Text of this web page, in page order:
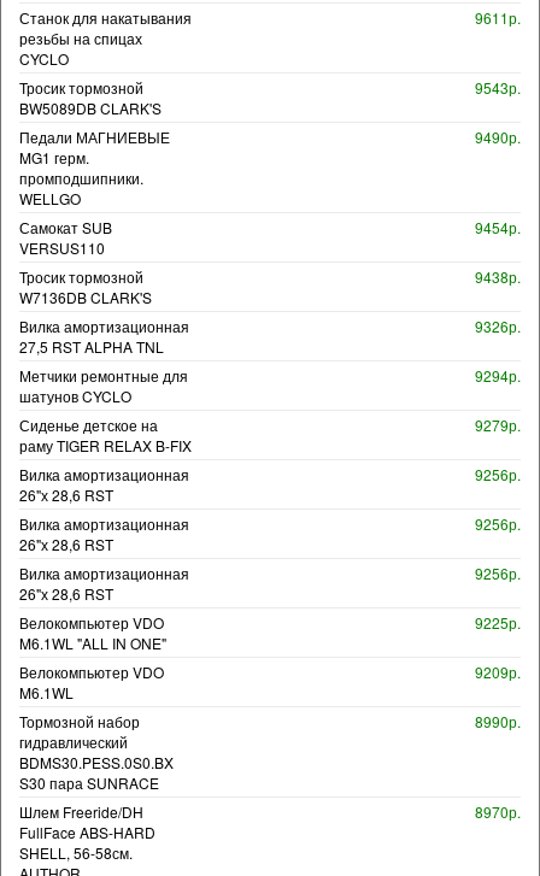
Станок для накатывания
резьбы на спицах
CYCLO
9611р.
Тросик тормозной
BW5089DB CLARK'S
9543р.
Педали МАГНИЕВЫЕ
MG1 герм.
промподшипники.
WELLGO
9490р.
Самокат SUB
VERSUS110
9454р.
Тросик тормозной
W7136DB CLARK'S
9438р.
Вилка амортизационная
27,5 RST ALPHA TNL
9326р.
Метчики ремонтные для
шатунов CYCLO
9294р.
Сиденье детское на
раму TIGER RELAX B-FIX
9279р.
Вилка амортизационная
26"х 28,6 RST
9256р.
Вилка амортизационная
26"х 28,6 RST
9256р.
Вилка амортизационная
26"х 28,6 RST
9256р.
Велокомпьютер VDO
M6.1WL "ALL IN ONE"
9225р.
Велокомпьютер VDO
M6.1WL
9209р.
Тормозной набор
гидравлический
BDMS30.PESS.0S0.BX
S30 пара SUNRACE
8990р.
Шлем Freeride/DH
FullFace ABS-HARD
SHELL, 56-58см.
8970р.